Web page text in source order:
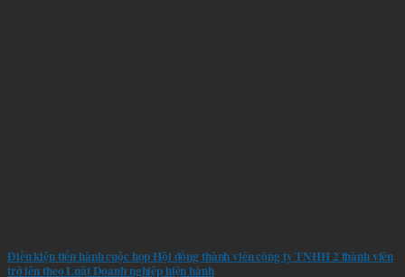
Điều kiện tiến hành cuộc họp Hội đồng thành viên công ty TNHH 2 thành viên
trở lên theo Luật Doanh nghiệp hiện hành